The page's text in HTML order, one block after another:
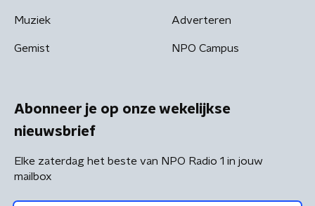
Muziek
Gemist
Adverteren
NPO Campus
Abonneer je op onze wekelijkse
nieuwsbrief
Elke zaterdag het beste van NPO Radio 1 in jouw
mailbox